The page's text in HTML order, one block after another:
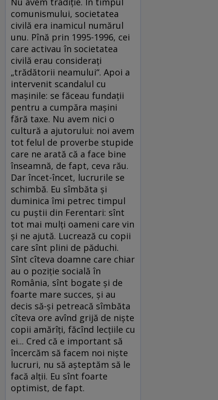
comunismului, societatea
civilă era inamicul numărul
unu. Pînă prin 1995-1996, cei
care activau în societatea
civilă erau consideraţi
„trădătorii neamului“. Apoi a
intervenit scandalul cu
maşinile: se făceau fundaţii
pentru a cumpăra maşini
fără taxe. Nu avem nici o
cultură a ajutorului: noi avem
tot felul de proverbe stupide
care ne arată că a face bine
înseamnă, de fapt, ceva rău.
Dar încet-încet, lucrurile se
schimbă. Eu sîmbăta şi
duminica îmi petrec timpul
cu puştii din Ferentari: sînt
tot mai mulţi oameni care vin
şi ne ajută. Lucrează cu copii
care sînt plini de păduchi.
Sînt cîteva doamne care chiar
au o poziţie socială în
România, sînt bogate şi de
foarte mare succes, şi au
decis să-şi petreacă sîmbăta
cîteva ore avînd grijă de nişte
copii amărîţi, făcînd lecţiile cu
ei... Cred că e important să
încercăm să facem noi nişte
lucruri, nu să aşteptăm să le
facă alţii. Eu sînt foarte
optimist, de fapt.